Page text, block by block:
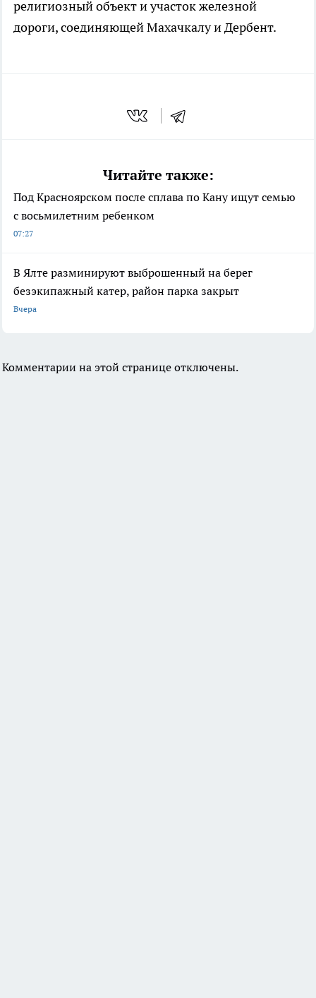
религиозный объект и участок железной
дороги, соединяющей Махачкалу и Дербент.
Читайте также:
Под Красноярском после сплава по Кану ищут семью
с восьмилетним ребенком
07:27
В Ялте разминируют выброшенный на берег
безэкипажный катер, район парка закрыт
Вчера
Комментарии на этой странице отключены.